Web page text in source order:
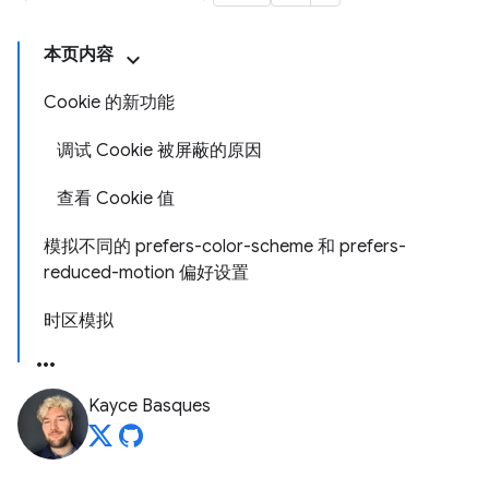
本页内容
Cookie 的新功能
调试 Cookie 被屏蔽的原因
查看 Cookie 值
模拟不同的 prefers-color-scheme 和 prefers-
reduced-motion 偏好设置
时区模拟
Kayce Basques